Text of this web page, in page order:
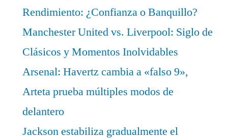
Rendimiento: ¿Confianza o Banquillo?
Manchester United vs. Liverpool: Siglo de
Clásicos y Momentos Inolvidables
Arsenal: Havertz cambia a «falso 9»,
Arteta prueba múltiples modos de
delantero
Jackson estabiliza gradualmente el